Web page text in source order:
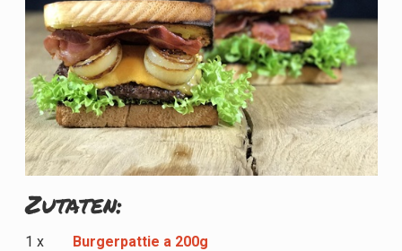
Zutaten:
1 x Burgerpattie a 200g